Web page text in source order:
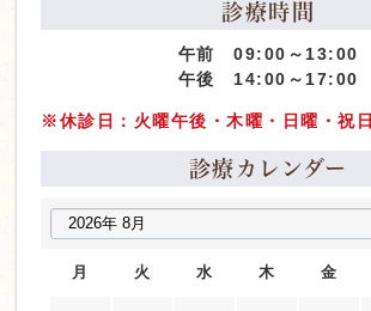
診療時間
午前 09:00～13:00
午後 14:00～17:00
※休診日：火曜午後・木曜・日曜・祝日
診療カレンダー
月 火 水 木 金